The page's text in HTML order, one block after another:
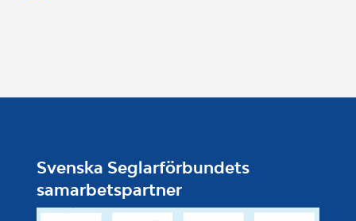
Svenska Seglarförbundets
samarbetspartner